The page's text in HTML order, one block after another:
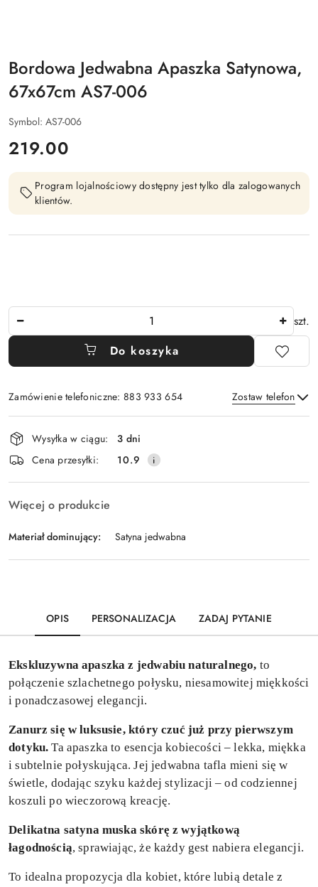
Bordowa Jedwabna Apaszka Satynowa,
67x67cm AS7-006
Symbol: AS7-006
cena:
219.00
Program lojalnościowy dostępny jest tylko dla zalogowanych
klientów.
szt.
Do koszyka
Zamówienie telefoniczne: 883 933 654 Zostaw telefon
Wyślij
Dostępność
i
dostawa
Wysyłka w ciągu:
3 dni
Cena przesyłki:
10.9
Więcej o produkcie
Materiał dominujący: Satyna jedwabna
OPIS PERSONALIZACJA ZADAJ PYTANIE
Ekskluzywna apaszka z jedwabiu naturalnego, to
połączenie szlachetnego połysku, niesamowitej miękkości
i ponadczasowej elegancji.
Zanurz się w luksusie, który czuć już przy pierwszym
dotyku. Ta apaszka to esencja kobiecości – lekka, miękka
i subtelnie połyskująca. Jej jedwabna tafla mieni się w
świetle, dodając szyku każdej stylizacji – od codziennej
koszuli po wieczorową kreację.
Delikatna satyna muska skórę z wyjątkową
łagodnością, sprawiając, że każdy gest nabiera elegancji.
To idealna propozycja dla kobiet, które lubią detale z